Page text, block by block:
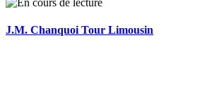
J.M. Chanquoi Tour Limousin